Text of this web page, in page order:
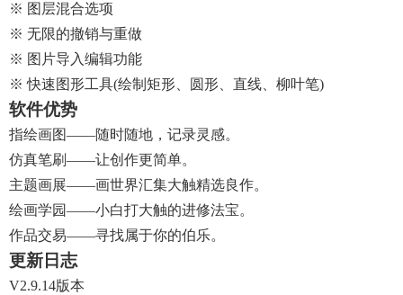
※ 图层混合选项
※ 无限的撤销与重做
※ 图片导入编辑功能
※ 快速图形工具(绘制矩形、圆形、直线、柳叶笔)
软件优势
指绘画图——随时随地，记录灵感。
仿真笔刷——让创作更简单。
主题画展——画世界汇集大触精选良作。
绘画学园——小白打大触的进修法宝。
作品交易——寻找属于你的伯乐。
更新日志
V2.9.14版本